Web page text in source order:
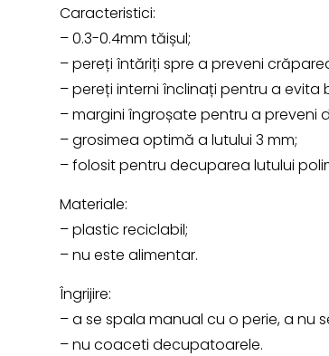
Caracteristici:
– 0.3-0.4mm tăișul;
– pereți întăriți spre a preveni
– pereți interni înclinați pentru a evita
– margini îngroșate pentru a preveni
– grosimea optimă a lutului 3 mm;
– folosit pentru decuparea lutului
Materiale:
– plastic reciclabil;
– nu este alimentar.
Îngrijire:
– a se spala manual cu o perie, a nu
– nu coaceti decupatoarele.